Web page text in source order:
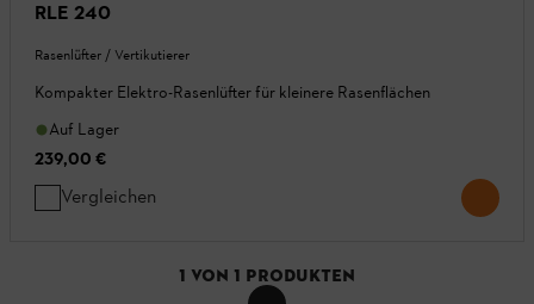
RLE 240
Rasenlüfter / Vertikutierer
Kompakter Elektro-Rasenlüfter für kleinere Rasenflächen
Auf Lager
239,00 €
Vergleichen
1 VON 1 PRODUKTEN